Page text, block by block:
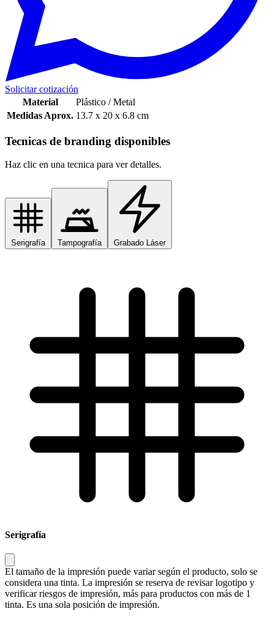
Solicitar cotización
Material
Plástico / Metal
Medidas Aprox. 13.7 x 20 x 6.8 cm
Tecnicas de branding disponibles
Haz clic en una tecnica para ver detalles.
Serigrafía Tampografía Grabado Láser
Serigrafía
El tamaño de la impresión puede variar según el producto, solo se
considera una tinta. La impresión se reserva de revisar logotipo y
verificar riesgos de impresión, más para productos con más de 1
tinta. Es una sola posición de impresión.